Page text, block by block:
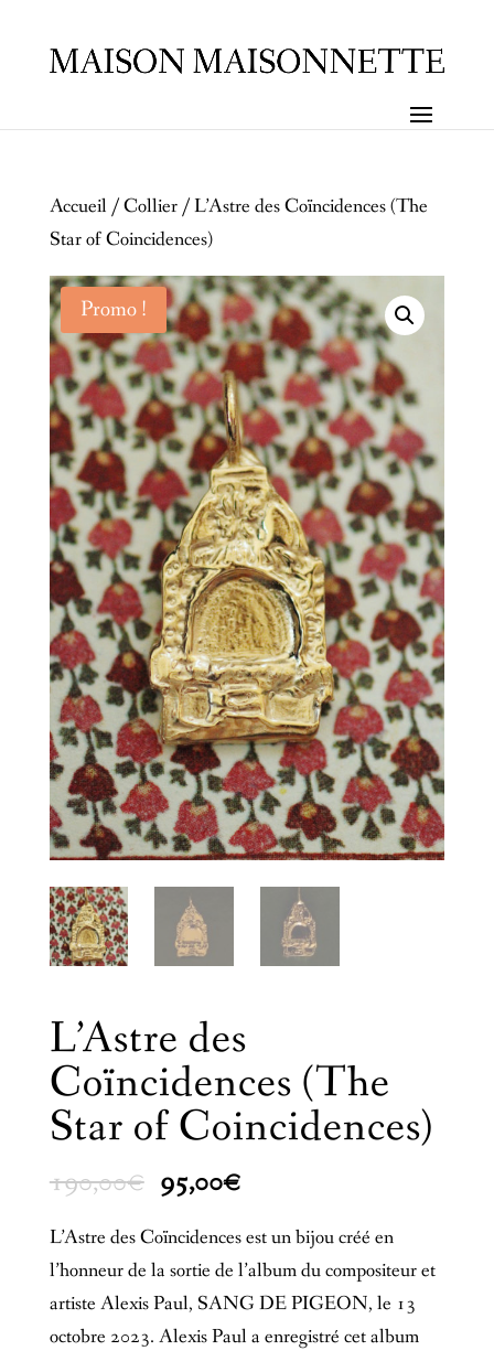
Accueil /Collier/ L’Astre des Coïncidences (The
Star of Coincidences)
Promo !
L’Astre des
Coïncidences (The
Star of Coincidences)
190,00€ Le
initial
était :
190,00€.
95,00€Le
actuel
est :
95,00€.
L’Astre des Coïncidences est un bijou créé en
l’honneur de la sortie de l’album du compositeur et
artiste Alexis Paul, SANG DE PIGEON, le 13
octobre 2023. Alexis Paul a enregistré cet album